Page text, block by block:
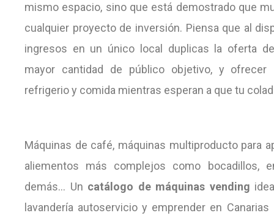
mismo espacio, sino que está demostrado que
cualquier proyecto de inversión. Piensa que al
ingresos en un único local duplicas la oferta
mayor cantidad de público objetivo, y
refrigerio y comida mientras esperan a que tu
Máquinas de café, máquinas multiproducto para
aliementos más complejos como bocadillos,
demás… Un catálogo de máquinas vending
lavandería autoservicio y emprender en